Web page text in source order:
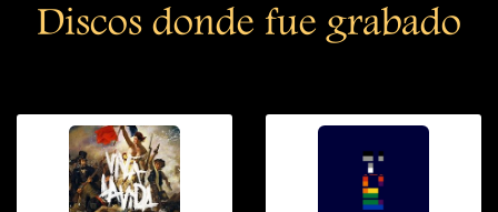
Discos donde fue grabado